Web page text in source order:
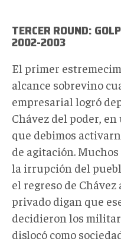
TERCER ROUND:
2002-2003
El primer
alcance sobrevino
empresarial logró
Chávez del poder,
que debimos
de agitación.
la irrupción del
el regreso de
privado digan que
decidieron los
dislocó como